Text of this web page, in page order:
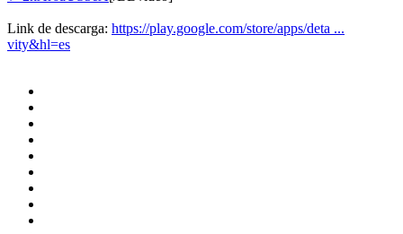
Link de descarga: https://play.google.com/store/apps/deta ...
vity&hl=es